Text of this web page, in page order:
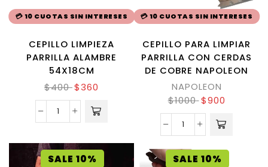
💳 10 CUOTAS SIN INTERESES
CEPILLO LIMPIEZA
PARRILLA ALAMBRE
54X18CM
$400 $360
💳 10 CUOTAS SIN INTERESES
CEPILLO PARA LIMPIAR
PARRILLA CON CERDAS
DE COBRE NAPOLEON
NAPOLEON
$1000 $900
SALE 10% SALE 10%